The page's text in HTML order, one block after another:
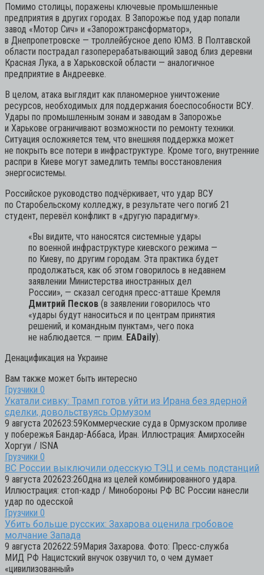
Помимо столицы, поражены ключевые промышленные
предприятия в других городах. В Запорожье под удар попали
завод «Мотор Сич» и «Запорожтрансформатор»,
в Днепропетровске — троллейбусное депо ЮМЗ. В Полтавской
области пострадал газоперерабатывающий завод близ деревни
Красная Лука, а в Харьковской области — аналогичное
предприятие в Андреевке.
В целом, атака выглядит как планомерное уничтожение
ресурсов, необходимых для поддержания боеспособности ВСУ.
Удары по промышленным зонам и заводам в Запорожье
и Харькове ограничивают возможности по ремонту техники.
Ситуация осложняется тем, что внешняя поддержка может
не покрыть все потери в инфраструктуре. Кроме того, внутренние
распри в Киеве могут замедлить темпы восстановления
энергосистемы.
Российское руководство подчёркивает, что удар ВСУ
по Старобельскому колледжу, в результате чего погиб 21
студент, перевёл конфликт в «другую парадигму».
«Вы видите, что наносятся системные удары
по военной инфраструктуре киевского режима —
по Киеву, по другим городам. Эта практика будет
продолжаться, как об этом говорилось в недавнем
заявлении Министерства иностранных дел
России», — сказал сегодня пресс-атташе Кремля
Дмитрий Песков (в заявлении говорилось что
«удары будут наноситься и по центрам принятия
решений, и командным пунктам», чего пока
не наблюдается. — прим. EADaily).
Денацификация на Украине
Вам также может быть интересно
Грузчики 0
Укатали сивку: Трамп готов уйти из Ирана без ядерной
сделки, довольствуясь Ормузом
9 августа 202623:59Коммерческие суда в Ормузском проливе
у побережья Бандар-Аббаса, Иран. Иллюстрация: Амирхосейн
Хоргуи / ISNA
Грузчики 0
ВС России выключили одесскую ТЭЦ и семь подстанций
9 августа 202623:26Одна из целей комбинированного удара.
Иллюстрация: стоп-кадр / Минобороны РФ ВС России нанесли
удар по одесской
Грузчики 0
Убить больше русских: Захарова оценила гробовое
молчание Запада
9 августа 202622:59Мария Захарова. Фото: Пресс-служба
МИД РФ Нацистский внучок озвучил то, о чем думает
«цивилизованный»